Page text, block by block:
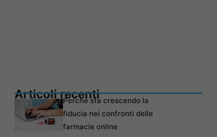
Articoli recentiPerché sta crescendo la
fiducia nei confronti delle
farmacie online